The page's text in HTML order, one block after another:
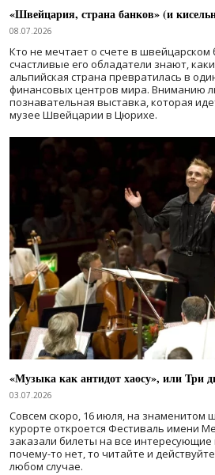
«Швейцария, страна банков» (и
08.07.2026
Кто не мечтает о счете в швейцарском
счастливые его обладатели знают,
альпийская страна превратилась в
финансовых центров мира. Вниманию
познавательная выставка, которая
музее Швейцарии в Цюрихе.
«Музыка как антидот хаосу», или Три
03.07.2026
Совсем скоро, 16 июля, на знаменитом
курорте откроется Фестиваль имени
заказали билеты на все интересующие
почему-то нет, то читайте и
любом случае.